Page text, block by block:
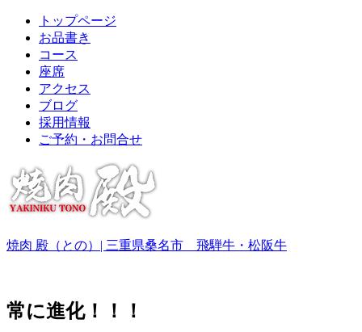
トップページ
お品書き
コース
座席
アクセス
ブログ
採用情報
ご予約・お問合せ
焼肉 殿（との）| 三重県桑名市 飛騨牛・松阪牛
常に進化！！！